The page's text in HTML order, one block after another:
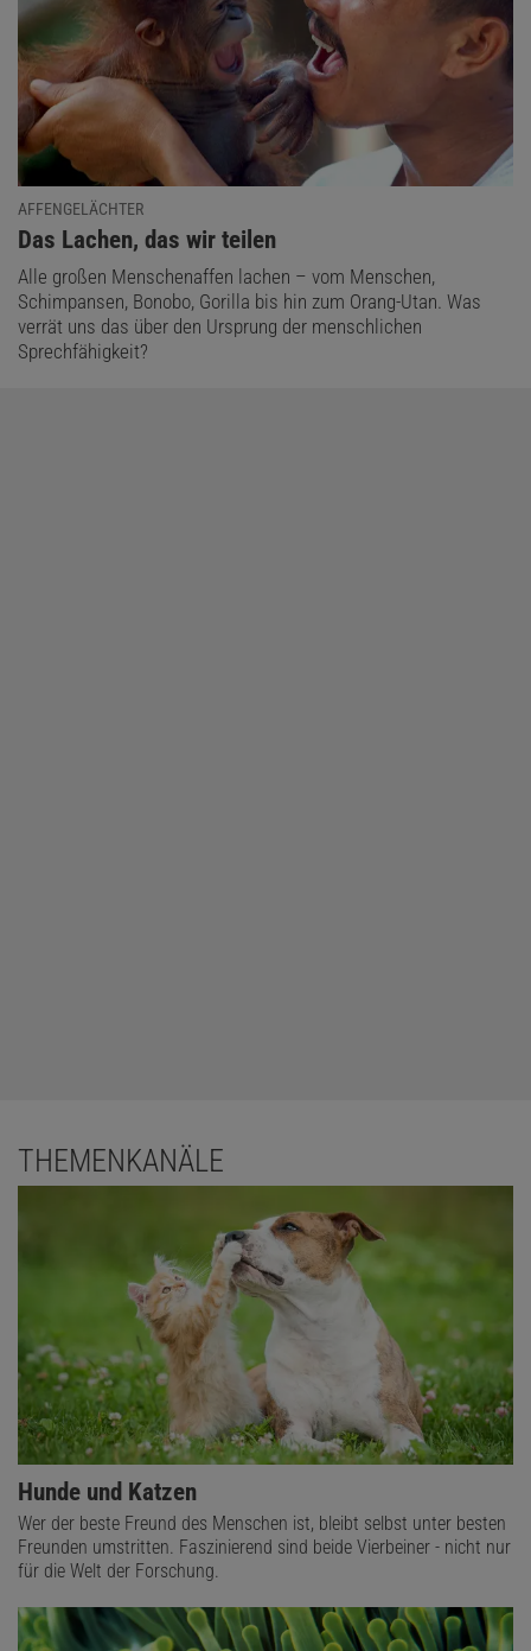
AFFENGELÄCHTER
:
Das Lachen, das wir teilen
Alle großen Menschenaffen lachen – vom Menschen,
Schimpansen, Bonobo, Gorilla bis hin zum Orang-Utan. Was
verrät uns das über den Ursprung der menschlichen
Sprechfähigkeit?
THEMENKANÄLE
Hunde und Katzen
Wer der beste Freund des Menschen ist, bleibt selbst unter besten
Freunden umstritten. Faszinierend sind beide Vierbeiner - nicht nur
für die Welt der Forschung.